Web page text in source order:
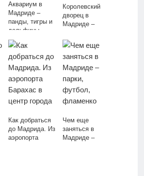
Аквариум в
Мадриде –
панды, тигры и
дельфины
Королевский
дворец в
Мадриде –
королей
Испании
Как добраться
до Мадрида. Из
аэропорта
Чем еще
заняться в
Мадриде –